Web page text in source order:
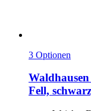
3 Optionen
Waldhausen
Fell,